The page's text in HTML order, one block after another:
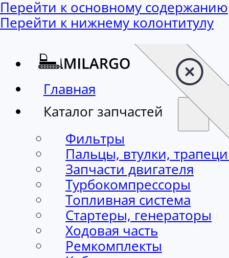
Перейти к основному содержанию
Перейти к нижнему колонтитулу
Главная
Каталог запчастей
Фильтры
Пальцы, втулки,
Запчасти двигателя
Турбокомпрессоры
Топливная система
Стартеры, генераторы
Ходовая часть
Ремкомплекты